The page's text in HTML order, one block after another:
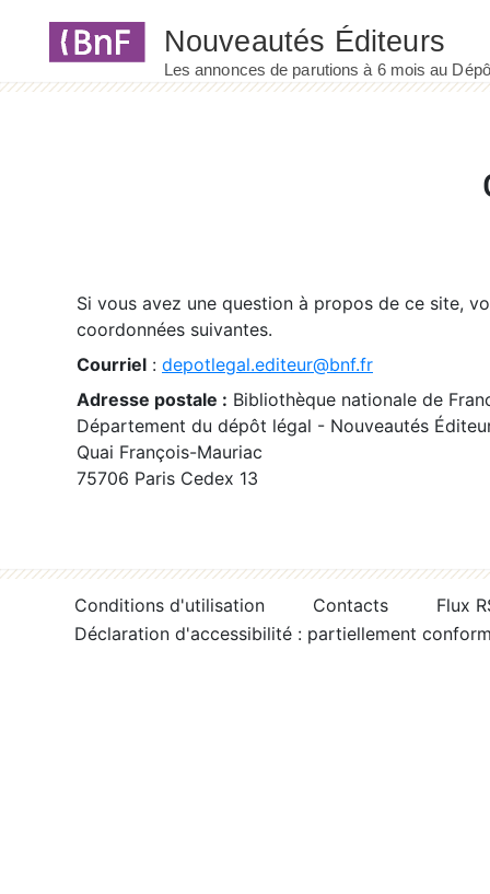
Si vous avez une question à propos de ce site,
coordonnées suivantes.
Courriel : depotlegal.editeur@bnf.fr
Adresse postale : Bibliothèque nationale de
Département du dépôt légal - Nouveautés
Quai François-Mauriac
75706 Paris Cedex 13
Conditions d'utilisation Contacts
Flux
Déclaration d'accessibilité : partiellement